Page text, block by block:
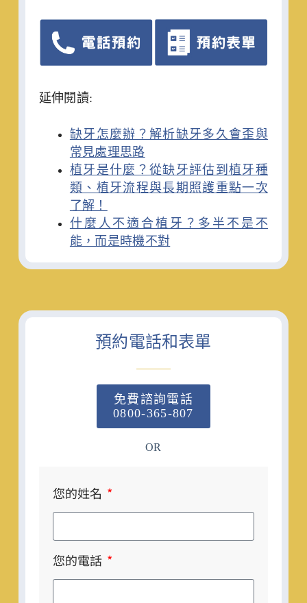
延伸閱讀:
缺牙怎麼辦？解析缺牙多久會歪與
常見處理思路
植牙是什麼？從缺牙評估到植牙種
類、植牙流程與長期照護重點一次
了解！
什麼人不適合植牙？多半不是不
能，而是時機不對
預約電話和表單
免費諮詢電話
0800-365-807
OR
您的姓名
您的電話